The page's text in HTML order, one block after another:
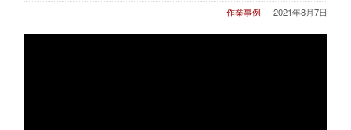
2021年8月7日
作業事例